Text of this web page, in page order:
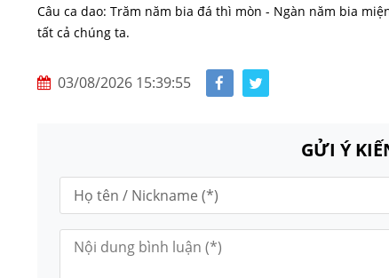
Câu ca dao: Trăm năm bia đá thì mòn - Ngàn năm bia
tất cả chúng ta.
03/08/2026 15:39:55
GỬI Ý